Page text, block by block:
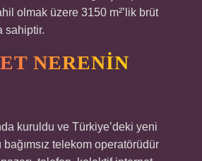
olmak üzere 3150 m²’lik brüt
sahiptir.
NERENIN
kuruldu ve Türkiye’deki yeni
telekom operatörüdür